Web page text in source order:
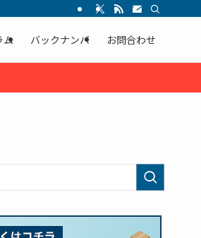
ム バックナンバ お問合わせ